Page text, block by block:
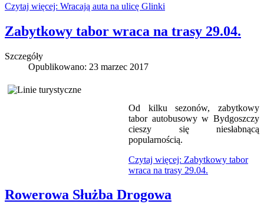
Czytaj więcej: Wracają auta na ulicę Glinki
Zabytkowy tabor wraca na trasy 29.04.
Szczegóły
Opublikowano: 23 marzec 2017
Od kilku sezonów, zabytkowy
tabor autobusowy w Bydgoszczy
cieszy się niesłabnącą
popularnością.
Czytaj więcej: Zabytkowy tabor
wraca na trasy 29.04.
Rowerowa Służba Drogowa